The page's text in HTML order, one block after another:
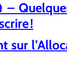
–
!
sur